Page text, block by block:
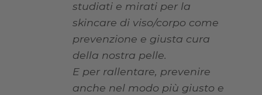
studiati e mirati per la
skincare di viso/corpo come
prevenzione e giusta cura
della nostra pelle.
E per rallentare, prevenire
anche nel modo più giusto e